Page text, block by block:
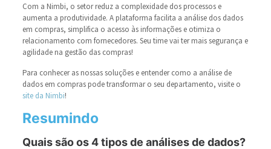
Com a Nimbi, o setor reduz a complexidade dos processos e
aumenta a produtividade. A plataforma facilita a análise dos dados
em compras, simplifica o acesso às informações e otimiza o
relacionamento com fornecedores. Seu time vai ter mais segurança e
agilidade na gestão das compras!
Para conhecer as nossas soluções e entender como a análise de
dados em compras pode transformar o seu departamento, visite o
site da Nimbi!
Resumindo
Quais são os 4 tipos de análises de dados?